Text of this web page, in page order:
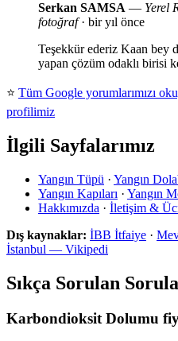
Serkan SAMSA — Yerel
fotoğraf· bir yıl önce
Teşekkür ederiz Kaan bey
yapan çözüm odaklı birisi
⭐ Tüm Google yorumlarımızı
profilimiz
İlgili Sayfalarımız
Yangın Tüpü · Yangın
Yangın Kapıları · Yangın
Hakkımızda · İletişim &
Dış kaynaklar: İBB İtfaiye ·
İstanbul — Vikipedi
Sıkça Sorulan
Karbondioksit Dolumu